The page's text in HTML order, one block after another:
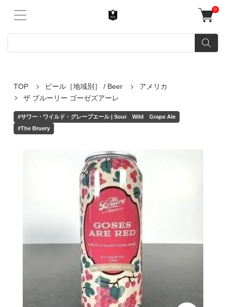
0
TOP ビール［地域別］ / Beer
アメリカ
ザ ブルーリー ゴーゼズアーレ
#サワー・ワイルド・グレープエール | Sour Wild Grape Ale
#The Bruery